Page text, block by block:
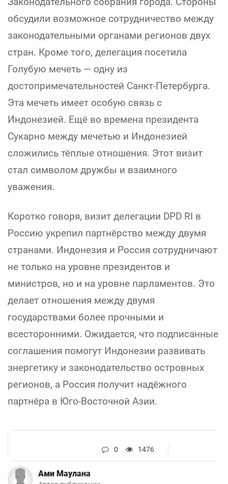
обсудили возможное сотрудничество между
законодательными органами регионов двух
стран. Кроме того, делегация посетила
Голубую мечеть — одну из
достопримечательностей Санкт-Петербурга.
Эта мечеть имеет особую связь с
Индонезией. Ещё во времена президента
Сукарно между мечетью и Индонезией
сложились тёплые отношения. Этот визит
стал символом дружбы и взаимного
уважения.
Коротко говоря, визит делегации DPD RI в
Россию укрепил партнёрство между двумя
странами. Индонезия и Россия сотрудничают
не только на уровне президентов и
министров, но и на уровне парламентов. Это
делает отношения между двумя
государствами более прочными и
всесторонними. Ожидается, что подписанные
соглашения помогут Индонезии развивать
энергетику и законодательство островных
регионов, а Россия получит надёжного
партнёра в Юго-Восточной Азии.
0 1476
Ами Маулана